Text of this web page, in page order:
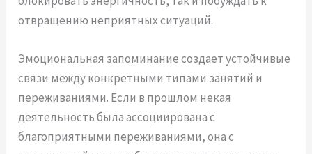
отвращению неприятных ситуаций.
Эмоциональная запоминание создает устойчивые
связи между конкретными типами занятий и
переживаниями. Если в прошлом некая
деятельность была ассоциирована с
благоприятными переживаниями, она с